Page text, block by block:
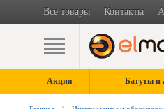
Все товары Контакты
Акция Батуты и